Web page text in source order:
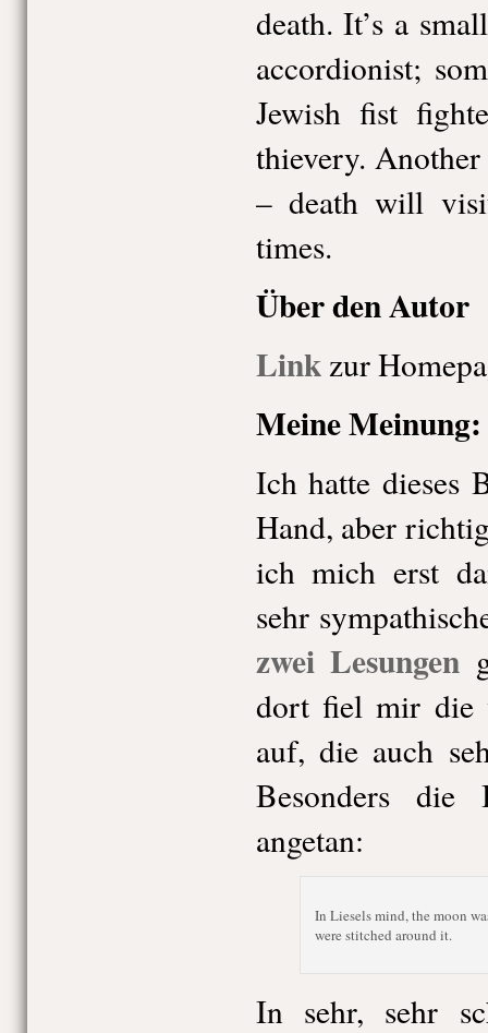
death. It’s a
accordionist;
Jewish fist
thievery.
– death will
times.
Über den Autor
Linkzur
Meine Meinung:
Ich hatte dieses
Hand, aber
ich mich erst
sehr
zwei Lesungen
dort fiel mir die
auf, die auch
Besonders
angetan:
In Liesels mind, the moon
were stitched around it.
In sehr, sehr